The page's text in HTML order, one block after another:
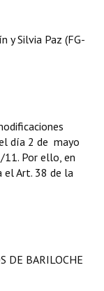
y Silvia Paz (FG-
día 2 de mayo
11. Por ello, en
el Art. 38 de la
DE BARILOCHE